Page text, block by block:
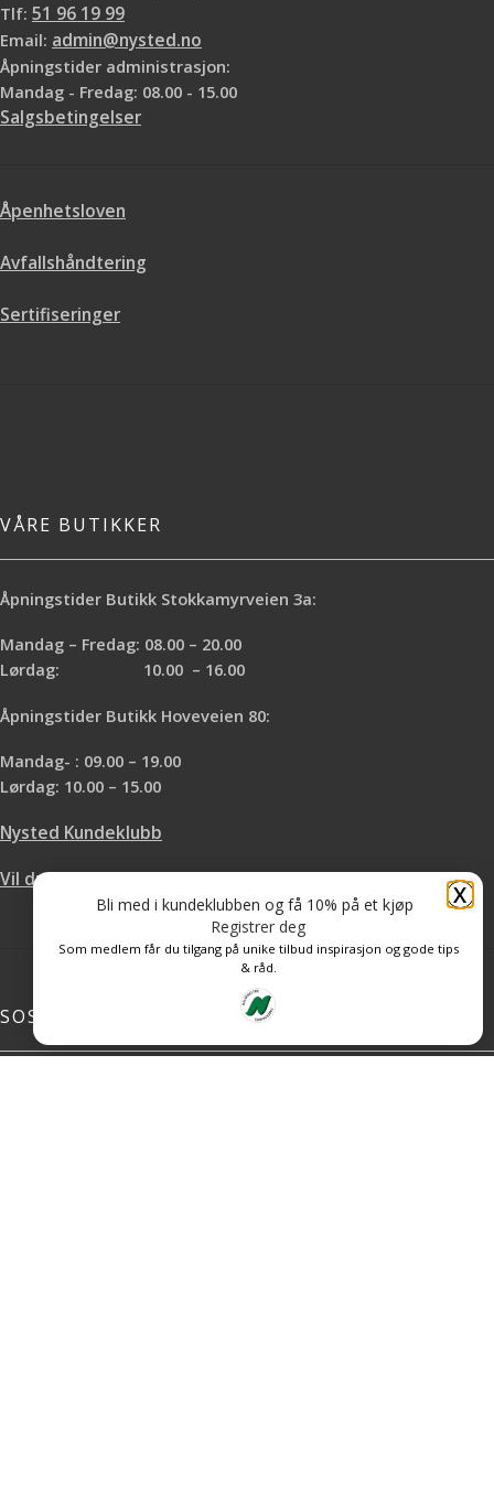
Tlf: 51 96 19 99
Email: admin@nysted.no
Åpningstider administrasjon:
Mandag - Fredag: 08.00 - 15.00
Salgsbetingelser
Åpenhetsloven
Avfallshåndtering
Sertifiseringer
VÅRE BUTIKKER
Åpningstider Butikk Stokkamyrveien 3a:
Mandag – Fredag: 08.00 – 20.00
Lørdag: 10.00 – 16.00
Åpningstider Butikk Hoveveien 80:
Mandag- : 09.00 – 19.00
Lørdag: 10.00 – 15.00
Nysted Kundeklubb
Vil du leie hos oss?
SOSIALE MEDIER
X
Bli med i kundeklubben og få 10% på et kjøp
Registrer deg
Som medlem får du tilgang på unike tilbud inspirasjon og gode tips
& råd.